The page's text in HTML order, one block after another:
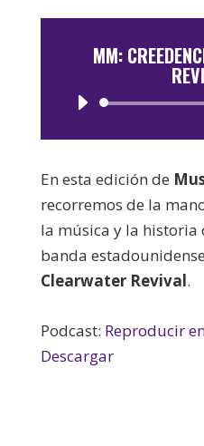
MM:
En esta edición de
recorremos de la
la música y la historia
banda estadounidense
Clearwater Revival.
Podcast: Reproducir
Descargar